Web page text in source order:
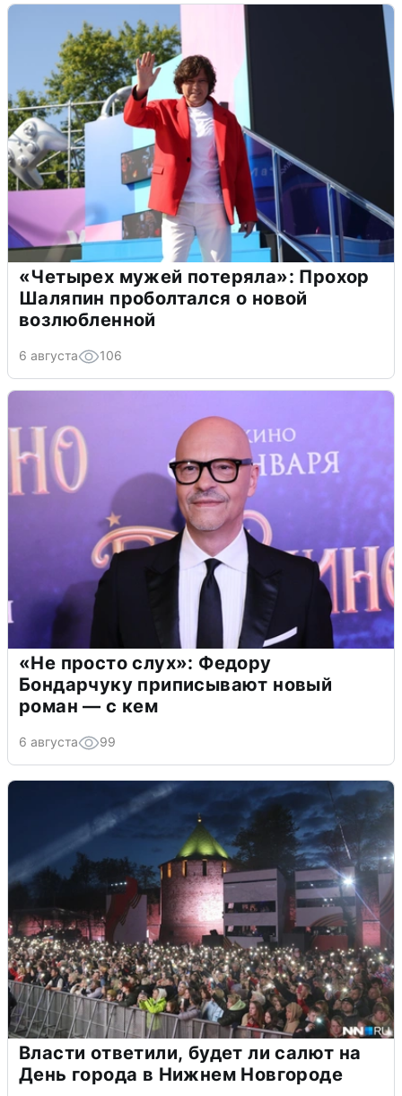
«Четырех мужей потеряла»: Прохор
Шаляпин проболтался о новой
возлюбленной
6 августа 106
«Не просто слух»: Федору
Бондарчуку приписывают новый
роман — с кем
6 августа 99
Власти ответили, будет ли салют на
День города в Нижнем Новгороде